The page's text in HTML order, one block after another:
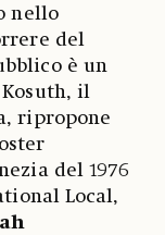
nello
del
è un
il
ripropone
del 1976
Local,